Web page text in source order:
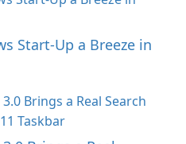
Start-Up a Breeze in